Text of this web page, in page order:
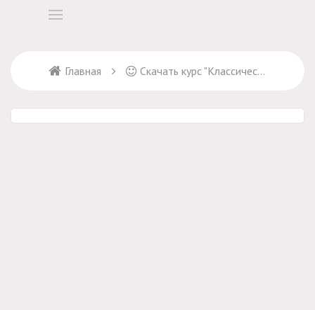
Главная Скачать курс "Классическая женская блуза"